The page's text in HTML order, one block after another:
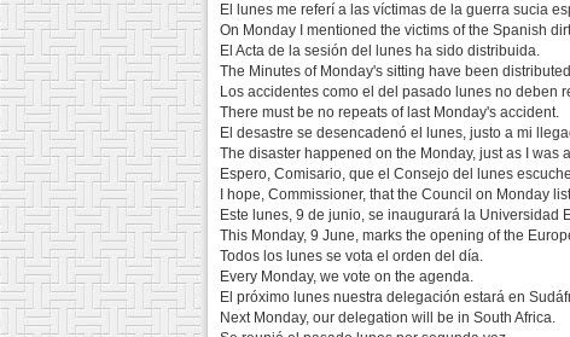
El lunes me referí a las víctimas de la guerra sucia
On Monday I mentioned the victims of the Spanish
El Acta de la sesión del lunes ha sido distribuida.
The Minutes of Monday's sitting have been
Los accidentes como el del pasado lunes no deben
There must be no repeats of last Monday's accident.
El desastre se desencadenó el lunes, justo a mi
The disaster happened on the Monday, just as I was
Espero, Comisario, que el Consejo del lunes
I hope, Commissioner, that the Council on Monday
Este lunes, 9 de junio, se inaugurará la Universidad
This Monday, 9 June, marks the opening of the
Todos los lunes se vota el orden del día.
Every Monday, we vote on the agenda.
El próximo lunes nuestra delegación estará en
Next Monday, our delegation will be in South Africa.